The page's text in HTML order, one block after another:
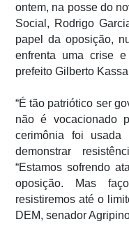
ontem, na posse do
Social, Rodrigo
papel da oposição,
enfrenta uma crise
prefeito Gilberto
“É tão patriótico ser
não é vocacionado
cerimônia foi usada
demonstrar
“Estamos sofrendo
oposição. Mas
resistiremos até o
DEM, senador